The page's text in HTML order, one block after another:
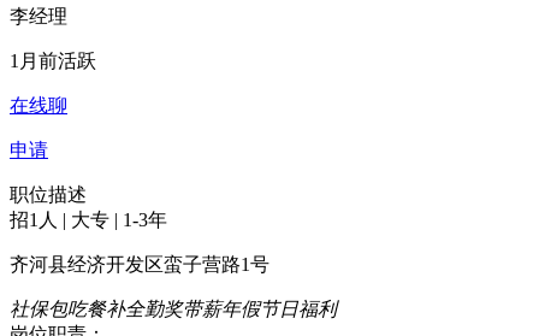
李经理
1月前活跃
在线聊
申请
职位描述
招1人 | 大专 | 1-3年
齐河县经济开发区蛮子营路1号
社保包吃餐补全勤奖带薪年假节日福利